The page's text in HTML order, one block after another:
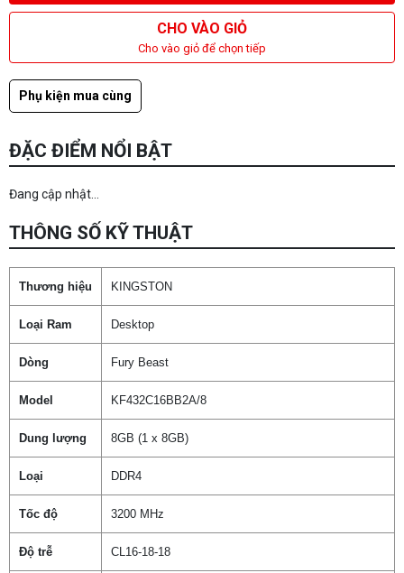
CHO VÀO GIỎ
Cho vào giỏ để chọn tiếp
Phụ kiện mua cùng
ĐẶC ĐIỂM NỔI BẬT
Đang cập nhật...
THÔNG SỐ KỸ THUẬT
Thương hiệu KINGSTON
Loại Ram Desktop
Dòng Fury Beast
Model KF432C16BB2A/8
Dung lượng 8GB (1 x 8GB)
Loại DDR4
Tốc độ 3200 MHz
Độ trễ CL16-18-18